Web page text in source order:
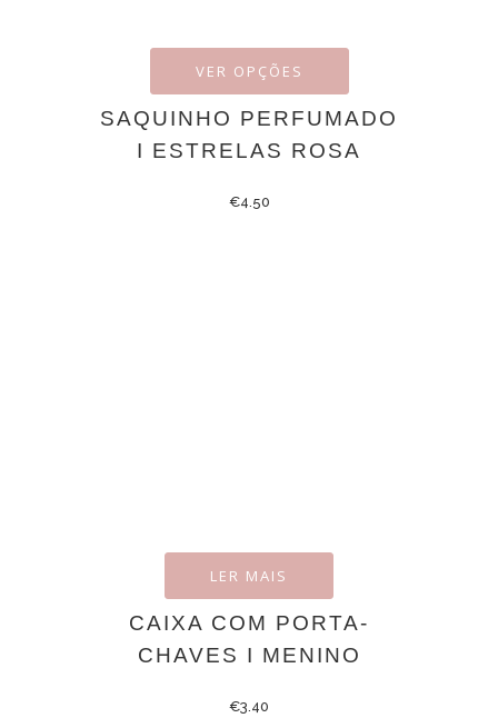
VER OPÇÕES
SAQUINHO PERFUMADO
I ESTRELAS ROSA
€4.50
LER MAIS
CAIXA COM PORTA-
CHAVES I MENINO
€3.40